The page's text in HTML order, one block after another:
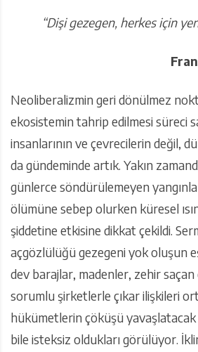
“Dişi gezegen, herkes için
Neoliberalizmin geri dönülmez
ekosistemin tahrip edilmesi süreci
insanlarının ve çevrecilerin değil,
da gündeminde artık. Yakın
günlerce söndürülemeyen yangınlar
ölümüne sebep olurken küresel
şiddetine etkisine dikkat çekildi.
açgözlülüğü gezegeni yok oluşun
dev barajlar, madenler, zehir
sorumlu şirketlerle çıkar ilişkileri
hükümetlerin çöküşü
bile isteksiz oldukları görülüyor.